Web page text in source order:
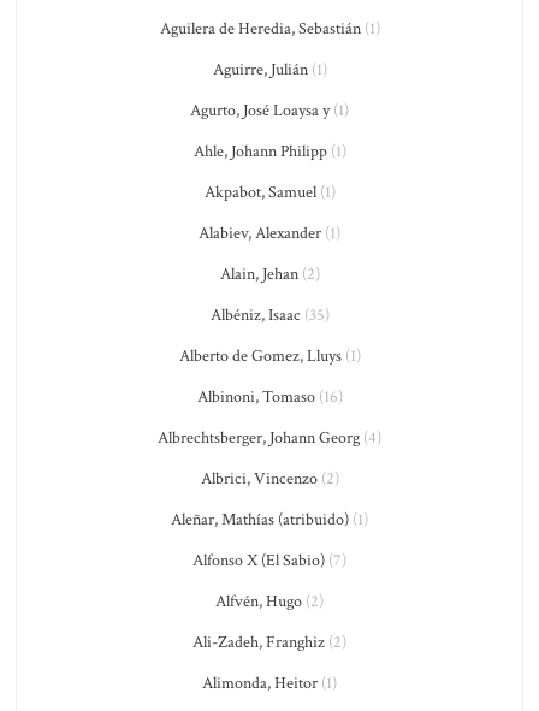
Aguilera de Heredia, Sebastián(1)
Aguirre, Julián(1)
Agurto, José Loaysa y(1)
Ahle, Johann Philipp(1)
Akpabot, Samuel(1)
Alabiev, Alexander (1)
Alain, Jehan(2)
Albéniz, Isaac (35)
Alberto de Gomez, Lluys(1)
Albinoni, Tomaso(16)
Albrechtsberger, Johann Georg (4)
Albrici, Vincenzo(2)
Aleñar, Mathías (atribuido) (1)
Alfonso X (El Sabio) (7)
Alfvén, Hugo (2)
Ali-Zadeh, Franghiz (2)
Alimonda, Heitor (1)